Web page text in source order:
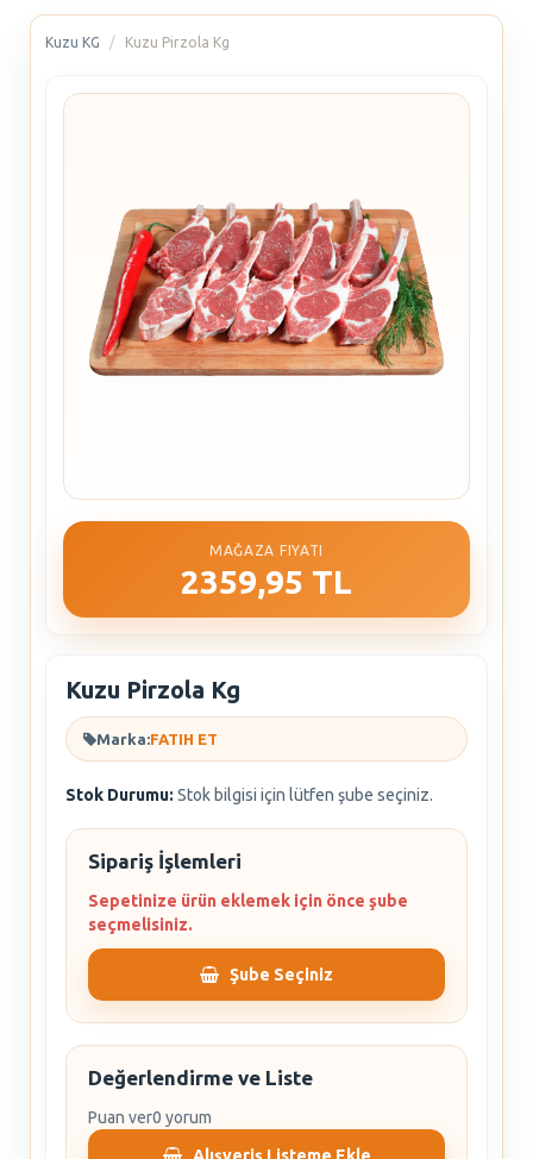
Kuzu KG Kuzu Pirzola Kg
MAĞAZA FIYATI
2359,95 TL
Kuzu Pirzola Kg
Marka:FATIH ET
Stok Durumu: Stok bilgisi için lütfen şube seçiniz.
Sipariş İşlemleri
Sepetinize ürün eklemek için önce şube
seçmelisiniz.
Şube Seçiniz
Değerlendirme ve Liste
Puan ver0 yorum